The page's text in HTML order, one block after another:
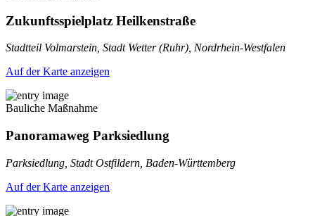
Zukunftsspielplatz Heilkenstraße
Stadtteil Volmarstein, Stadt Wetter (Ruhr), Nordrhein-Westfalen
Auf der Karte anzeigen
Bauliche Maßnahme
Panoramaweg Parksiedlung
Parksiedlung, Stadt Ostfildern, Baden-Württemberg
Auf der Karte anzeigen